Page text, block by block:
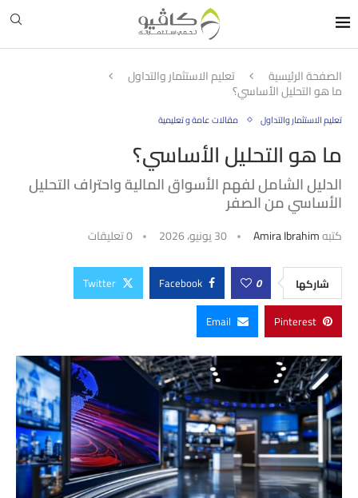
الصفحة الرئيسية تعليم الاستثمار والتداول
ما هو التحليل الأساسي؟
تعليم الاستثمار والتداول مقالات عامة و تعليمية
ما هو التحليل الأساسي؟
الدليل الشامل لفهم الأسواق المالية واحتراف التحليل
الأساسي من الصفر
كتبهAmira Ibrahim 30 يونيو، 2026 0 تعليقات
شاركها 0
Facebook
Twitter
Pinterest
Email